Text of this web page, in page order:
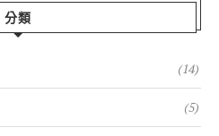
分類
(14)
(5)